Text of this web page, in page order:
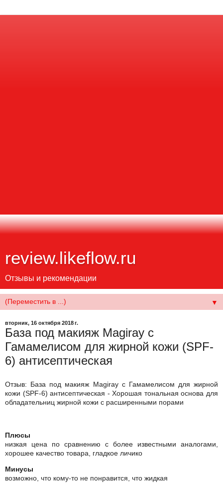
review.likeflow.ru
Отзывы и рекомендации
▼
вторник, 16 октября 2018 г.
База под макияж Magiray с
Гамамелисом для жирной кожи (SPF-
6) антисептическая
Отзыв: База под макияж Magiray с Гамамелисом для жирной
кожи (SPF-6) антисептическая - Хорошая тональная основа для
обладательниц жирной кожи с расширенными порами
Плюсы
низкая цена по сравнению с более известными аналогами,
хорошее качество товара, гладкое личико
Минусы
возможно, что кому-то не понравится, что жидкая